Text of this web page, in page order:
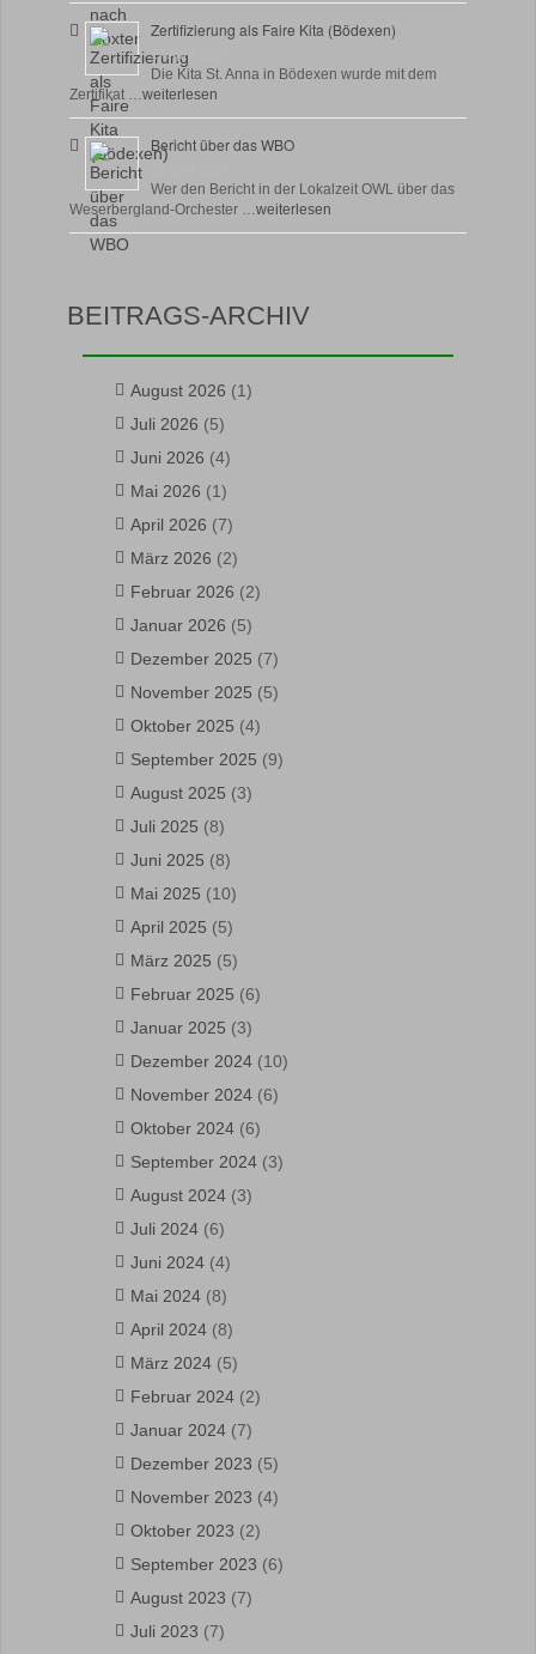
Zertifizierung als Faire Kita (Bödexen)
17 April, 2026
Die Kita St. Anna in Bödexen wurde mit dem
Zertifikat …weiterlesen
Bericht über das WBO
Wer den Bericht in der Lokalzeit OWL über das
Weserbergland-Orchester …weiterlesen
BEITRAGS-ARCHIV
August 2026 (1)
Juli 2026 (5)
Juni 2026 (4)
Mai 2026 (1)
April 2026 (7)
März 2026 (2)
Februar 2026 (2)
Januar 2026 (5)
Dezember 2025 (7)
November 2025 (5)
Oktober 2025 (4)
September 2025 (9)
August 2025 (3)
Juli 2025 (8)
Juni 2025 (8)
Mai 2025 (10)
April 2025 (5)
März 2025 (5)
Februar 2025 (6)
Januar 2025 (3)
Dezember 2024 (10)
November 2024 (6)
Oktober 2024 (6)
September 2024 (3)
August 2024 (3)
Juli 2024 (6)
Juni 2024 (4)
Mai 2024 (8)
April 2024 (8)
März 2024 (5)
Februar 2024 (2)
Januar 2024 (7)
Dezember 2023 (5)
November 2023 (4)
Oktober 2023 (2)
September 2023 (6)
August 2023 (7)
Juli 2023 (7)